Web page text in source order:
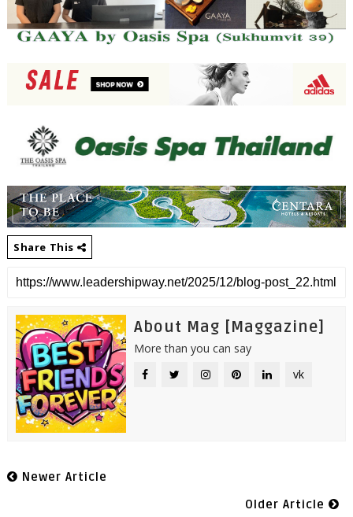
Share This
About Mag [Maggazine]
More than you can say
vk
Newer Article
Older Article